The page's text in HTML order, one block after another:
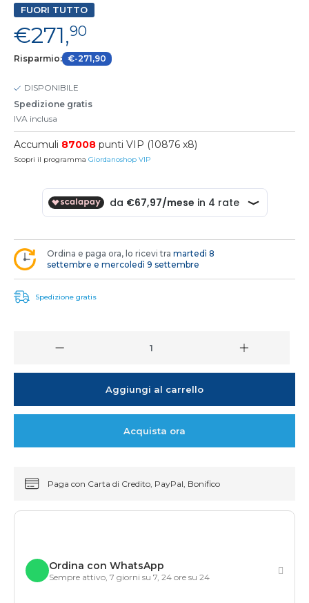
FUORI TUTTO
€271,90
Risparmio: €-271,90
DISPONIBILE
Spedizione gratis
IVA inclusa
Accumuli 87008 punti VIP (10876 x8)
Scopri il programma Giordanoshop VIP
Ordina e paga ora, lo ricevi tra martedì 8
settembre e mercoledì 9 settembre
Spedizione gratis
Aggiungi al carrello
Acquista ora
Paga con Carta di Credito, PayPal, Bonifico
Ordina con WhatsApp
Sempre attivo, 7 giorni su 7, 24 ore su 24